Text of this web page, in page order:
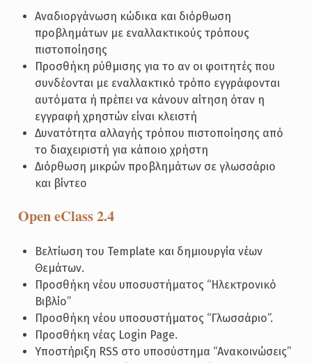
Αναδιοργάνωση κώδικα και διόρθωση
προβλημάτων με εναλλακτικούς τρόπους
πιστοποίησης
Προσθήκη ρύθμισης για το αν οι φοιτητές που
συνδέονται με εναλλακτικό τρόπο εγγράφονται
αυτόματα ή πρέπει να κάνουν αίτηση όταν η
εγγραφή χρηστών είναι κλειστή
Δυνατότητα αλλαγής τρόπου πιστοποίησης από
το διαχειριστή για κάποιο χρήστη
Διόρθωση μικρών προβλημάτων σε γλωσσάριο
και βίντεο
Open eClass 2.4
Βελτίωση του Template και δημιουργία νέων
Θεμάτων.
Προσθήκη νέου υποσυστήματος “Ηλεκτρονικό
Βιβλίο”
Προσθήκη νέου υποσυστήματος “Γλωσσάριο”.
Προσθήκη νέας Login Page.
Υποστήριξη RSS στο υποσύστημα “Ανακοινώσεις”